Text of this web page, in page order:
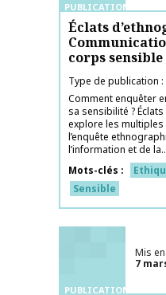
PUBLICATIONS
Éclats
corps sensible
Type de publication
Comment enquêter
sa sensibilité ?
explore les
l’enquête
l’information et de
Mots-clés
Sensible
PUBLICATIONS
Mis
7